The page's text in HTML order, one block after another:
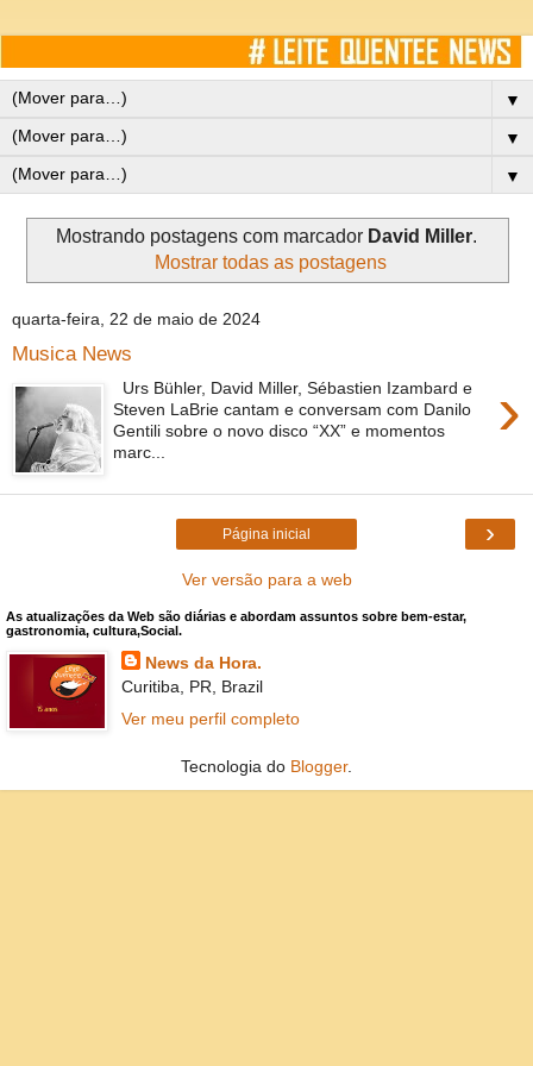
▼
▼
▼
Mostrando postagens com marcador David Miller.
Mostrar todas as postagens
quarta-feira, 22 de maio de 2024
Musica News
›
Urs Bühler, David Miller, Sébastien Izambard e
Steven LaBrie cantam e conversam com Danilo
Gentili sobre o novo disco “XX” e momentos
marc...
›
Página inicial
Ver versão para a web
As atualizações da Web são diárias e abordam assuntos sobre bem-estar,
gastronomia, cultura,Social.
News da Hora.
Curitiba, PR, Brazil
Ver meu perfil completo
Tecnologia do Blogger.